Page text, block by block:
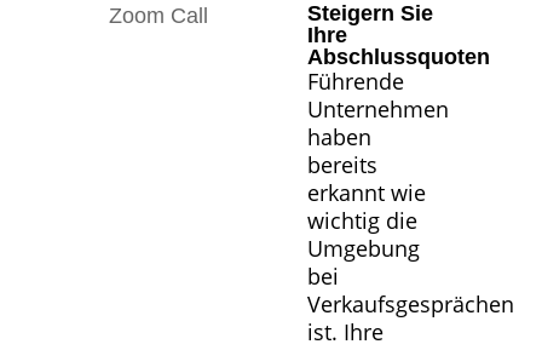
Steigern Sie
Ihre
Abschlussquoten
Führende
Unternehmen
haben
bereits
erkannt wie
wichtig die
Umgebung
bei
Verkaufsgesprächen
ist. Ihre